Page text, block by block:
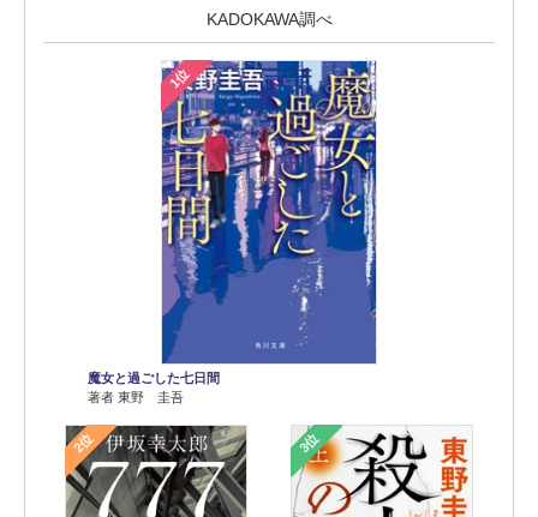
KADOKAWA調べ
1位
魔女と過ごした七日間
著者 東野 圭吾
2位 3位